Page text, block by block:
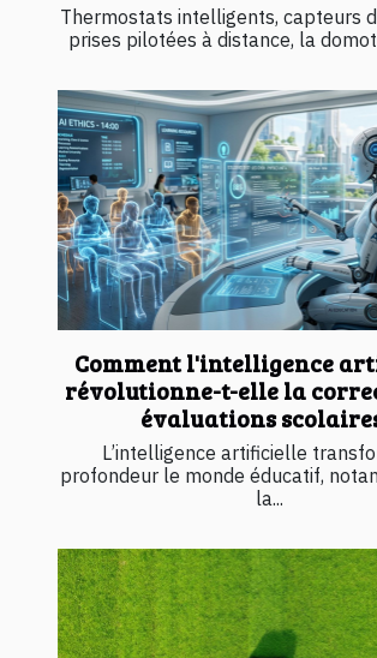
Thermostats intelligents, capteurs
prises pilotées à distance, la
Comment l'intelligence
révolutionne-t-elle la
évaluations
L’intelligence artificielle
profondeur le monde éducatif,
la...